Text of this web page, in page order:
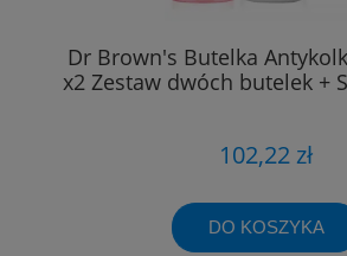
Dr Brown's Butelka
x2 Zestaw dwóch butelek +
102,22 zł
DO KOSZYKA